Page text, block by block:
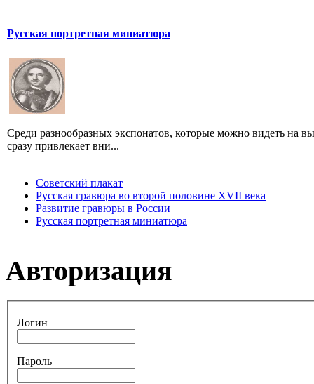
Русская портретная миниатюра
Среди разнообразных экспонатов, которые можно видеть на
сразу привлекает вни...
Советский плакат
Русская гравюра во второй половине XVII века
Развитие гравюры в России
Русская портретная миниатюра
Авторизация
Логин
Пароль